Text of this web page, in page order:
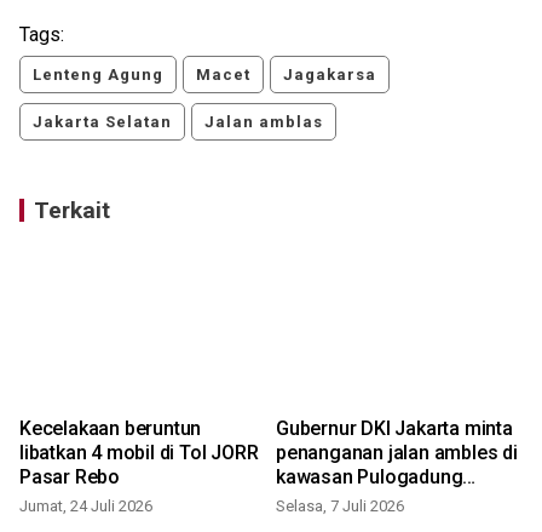
Tags:
Lenteng Agung Macet Jagakarsa
Jakarta Selatan Jalan amblas
Terkait
Kecelakaan beruntun
libatkan 4 mobil di Tol JORR
Pasar Rebo
Jumat, 24 Juli 2026
Gubernur DKI Jakarta minta
penanganan jalan ambles di
kawasan Pulogadung
dipercepat
Selasa, 7 Juli 2026